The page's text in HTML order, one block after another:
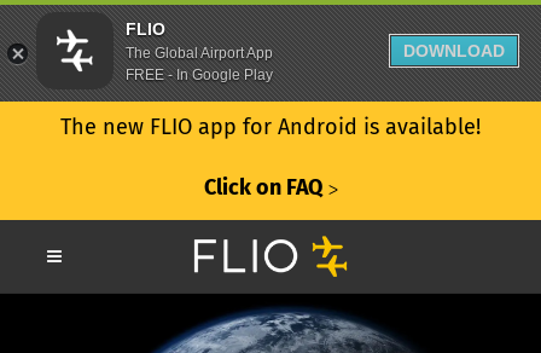
The new FLIO app for Android is available!
Click on FAQ ᐳ
FLIO
The Global Airport App
FREE - In Google Play
DOWNLOAD